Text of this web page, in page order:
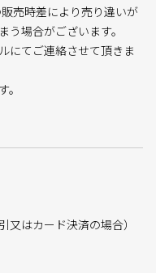
売時差により売り違いが
場合がございます。
にてご連絡させて頂きま
はカード決済の場合）